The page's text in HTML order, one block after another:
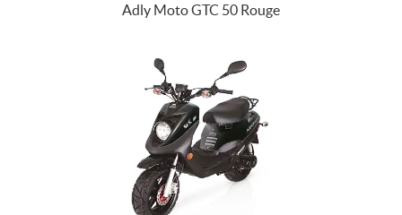
Adly Moto GTC 50 Rouge